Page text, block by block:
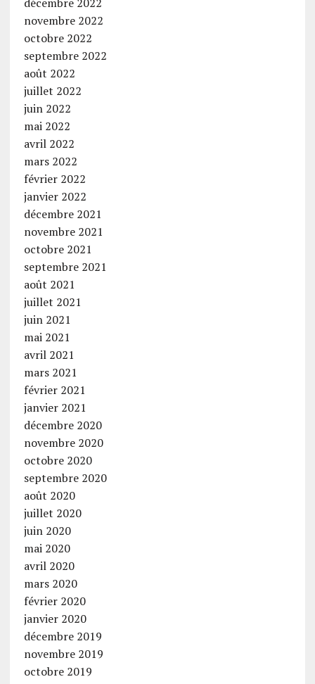
novembre 2022
octobre 2022
septembre 2022
août 2022
juillet 2022
juin 2022
mai 2022
avril 2022
mars 2022
février 2022
janvier 2022
décembre 2021
novembre 2021
octobre 2021
septembre 2021
août 2021
juillet 2021
juin 2021
mai 2021
avril 2021
mars 2021
février 2021
janvier 2021
décembre 2020
novembre 2020
octobre 2020
septembre 2020
août 2020
juillet 2020
juin 2020
mai 2020
avril 2020
mars 2020
février 2020
janvier 2020
décembre 2019
novembre 2019
octobre 2019